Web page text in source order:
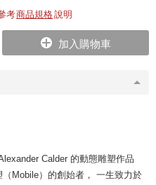
Calder 的動態雕塑作品
（Mobile）的創始者， 一生致力於
考商品規格說明
加入購物車